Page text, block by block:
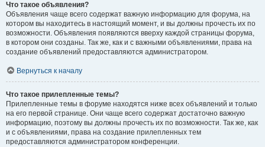
Что такое объявления?
Объявления чаще всего содержат важную информацию для форума, на
котором вы находитесь в настоящий момент, и вы должны прочесть их по
возможности. Объявления появляются вверху каждой страницы форума,
в котором они созданы. Так же, как и с важными объявлениями, права на
создание объявлений предоставляются администратором.
Вернуться к началу
Что такое прилепленные темы?
Прилепленные темы в форуме находятся ниже всех объявлений и только
на его первой странице. Они чаще всего содержат достаточно важную
информацию, поэтому вы должны прочесть их по возможности. Так же, как
и с объявлениями, права на создание прилепленных тем
предоставляются администратором конференции.